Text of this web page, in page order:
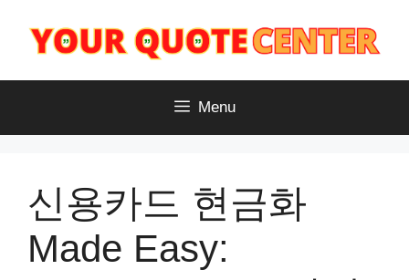
content
Menu
신용카드 현금화
Made Easy: